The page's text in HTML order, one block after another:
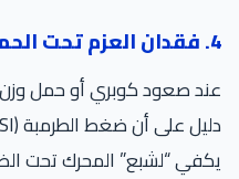
4. فقدان العزم تحت الحمل (صعود المرتفعات)
عند صعود كوبري أو حمل وزن
يكفي “لشبع” المحرك تحت